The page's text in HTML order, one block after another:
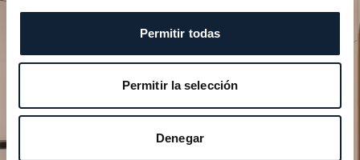
Permitir todas
Permitir la selección
Denegar
Planifique su momento de
excepción
nuestras boutiques.